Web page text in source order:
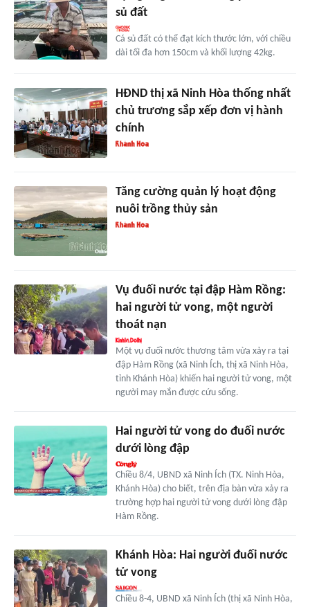
sủ đất
Cá sủ đất có thể đạt kích thước lớn, với chiều
dài tối đa hơn 150cm và khối lượng 42kg.
HĐND thị xã Ninh Hòa thống nhất
chủ trương sắp xếp đơn vị hành
chính
Tăng cường quản lý hoạt động
nuôi trồng thủy sản
Vụ đuối nước tại đập Hàm Rồng:
hai người tử vong, một người
thoát nạn
Một vụ đuối nước thương tâm vừa xảy ra tại
đập Hàm Rồng (xã Ninh Ích, thị xã Ninh Hòa,
tỉnh Khánh Hòa) khiến hai người tử vong, một
người may mắn được cứu sống.
Hai người tử vong do đuối nước
dưới lòng đập
Chiều 8/4, UBND xã Ninh Ích (TX. Ninh Hòa,
Khánh Hòa) cho biết, trên địa bàn vừa xảy ra
trường hợp hai người tử vong dưới lòng đập
Hàm Rồng.
Khánh Hòa: Hai người đuối nước
tử vong
Chiều 8-4, UBND xã Ninh Ích (thị xã Ninh Hòa,